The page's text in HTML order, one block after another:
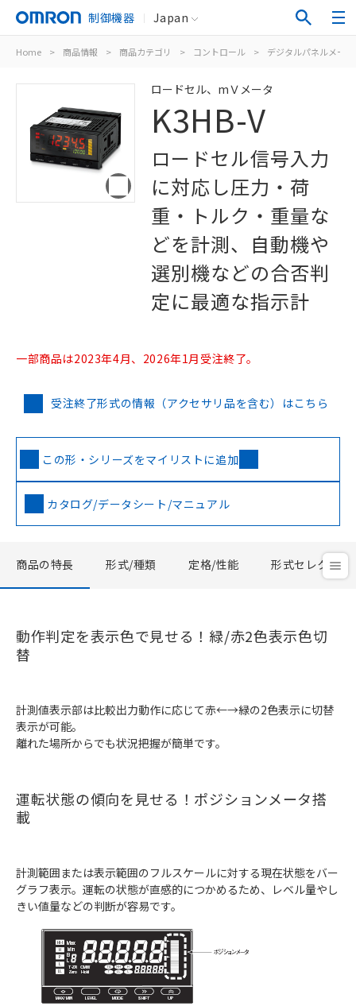
制御機器 Japan
Home > 商品情報 > 商品カテゴリ > コントロール > デジタルパネルメータ
ロードセル、mＶメータ
K3HB-V
ロードセル信号入力
に対応し圧力・荷
重・トルク・重量な
どを計測、自動機や
選別機などの合否判
定に最適な指示計
一部商品は2023年4月、2026年1月受注終了。
受注終了形式の情報（アクセサリ品を含む）はこちら
この形・シリーズをマイリストに追加
カタログ/データシート/マニュアル
商品の特長 形式/種類 定格/性能 形式セレクタ
動作判定を表示色で見せる！緑/赤2色表示色切
替
計測値表示部は比較出力動作に応じて赤←→緑の2色表示に切替
表示が可能。
離れた場所からでも状況把握が簡単です。
運転状態の傾向を見せる！ポジションメータ搭
載
計測範囲または表示範囲のフルスケールに対する現在状態をバー
グラフ表示。運転の状態が直感的につかめるため、レベル量やし
きい値量などの判断が容易です。